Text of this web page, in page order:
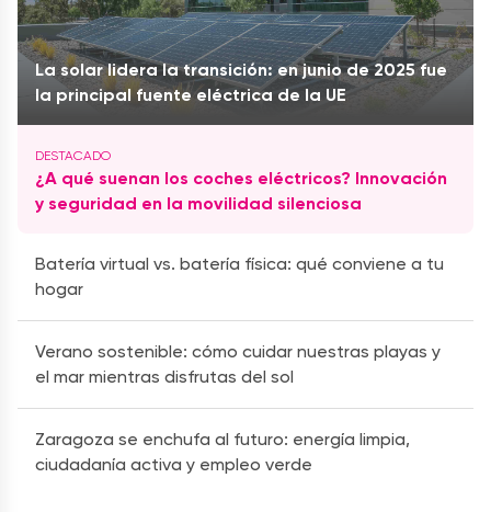
La solar lidera la transición: en junio de 2025 fue
la principal fuente eléctrica de la UE
¿A qué suenan los coches eléctricos? Innovación
y seguridad en la movilidad silenciosa
Batería virtual vs. batería física: qué conviene a tu
hogar
Verano sostenible: cómo cuidar nuestras playas y
el mar mientras disfrutas del sol
Zaragoza se enchufa al futuro: energía limpia,
ciudadanía activa y empleo verde